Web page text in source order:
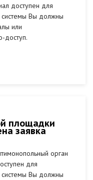
доступен для
системы Вы должны
или
доступ.
площадки
заявка
орган
для
системы Вы должны